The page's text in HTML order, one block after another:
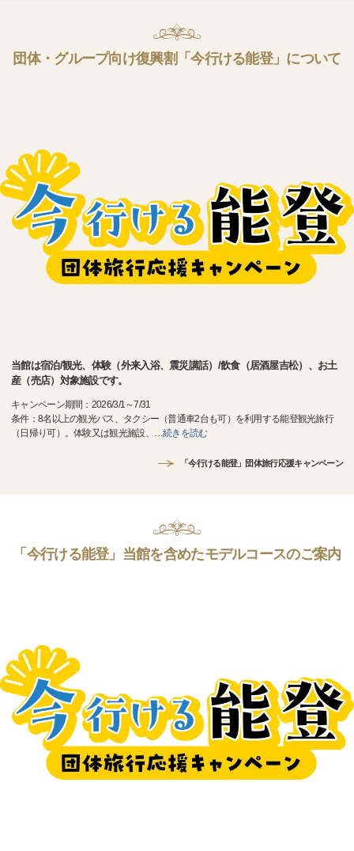
団体・グループ向け復興割「今行ける能登」について
当館は宿泊/観光、体験（外来入浴、震災講話）/飲食（居酒屋吉松）、お土
産（売店）対象施設です。
キャンペーン期間：2026/3/1～7/31
条件：8名以上の観光バス、タクシー（普通車2台も可）を利用する能登観光旅行
（日帰り可）。体験又は観光施設、 …続きを読む
「今行ける能登」団体旅行応援キャンペーン
「今行ける能登」当館を含めたモデルコースのご案内